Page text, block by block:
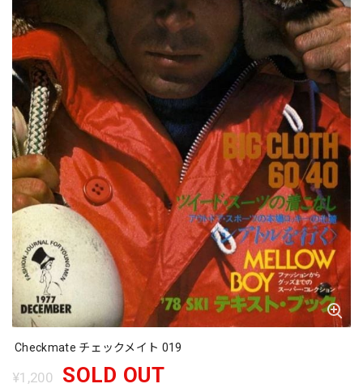
Checkmate チェックメイト 019
¥1,200 SOLD OUT